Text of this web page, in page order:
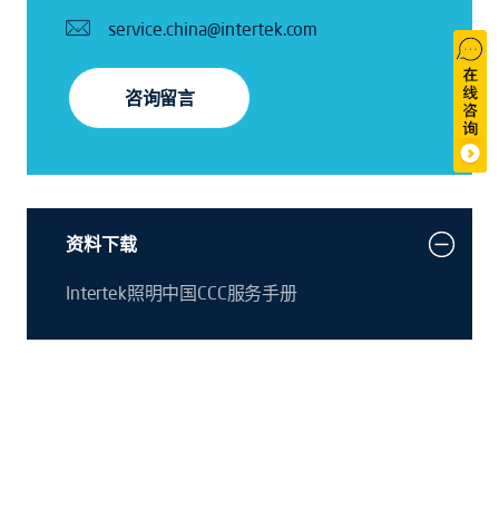
service.china@intertek.com
咨询留言
资料下载
Intertek照明中国CCC服务手册